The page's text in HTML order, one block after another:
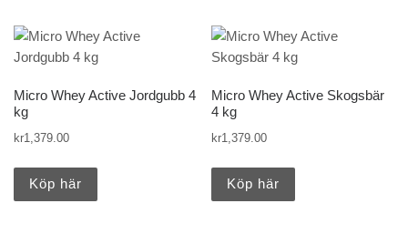
Micro Whey Active Jordgubb 4
kg
kr1,379.00
Köp här
Micro Whey Active Skogsbär
4 kg
kr1,379.00
Köp här